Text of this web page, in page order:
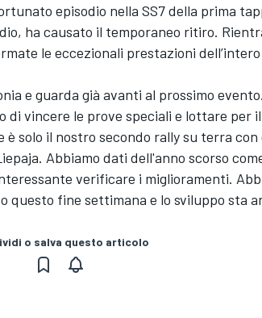
episodio nella SS7 della prima
ha causato il temporaneo ritiro.
le eccezionali prestazioni
e guarda già avanti al prossimo
di vincere le prove speciali e lottare per
solo il nostro secondo rally su terra
Abbiamo dati dell'anno scorso
verificare i miglioramenti.
fine settimana e lo sviluppo sta
o salva questo articolo